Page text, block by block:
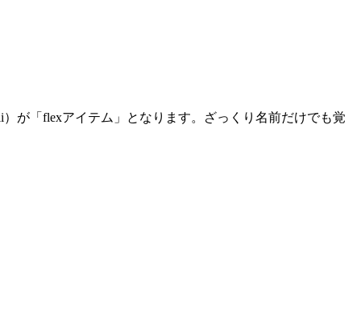
が「flexアイテム」となります。ざっくり名前だけでも覚